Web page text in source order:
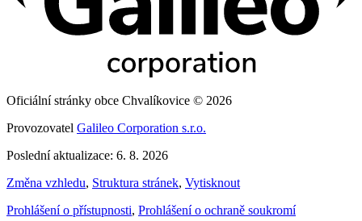
Oficiální stránky obce Chvalíkovice © 2026
Provozovatel Galileo Corporation s.r.o.
Poslední aktualizace: 6. 8. 2026
Změna vzhledu, Struktura stránek, Vytisknout
Prohlášení o přístupnosti, Prohlášení o ochraně soukromí